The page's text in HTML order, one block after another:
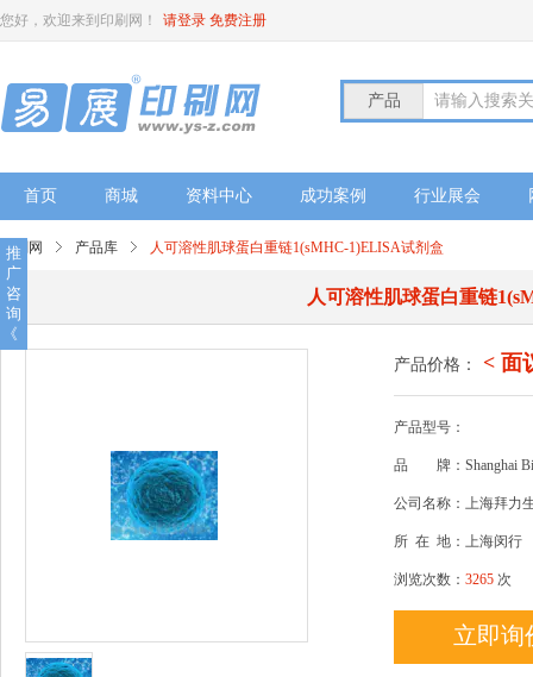
您好，欢迎来到印刷网！ 请登录 免费注册
产品 请输入搜索
首页 商城 资料中心 成功案例 行业展会
印刷网 产品库 人可溶性肌球蛋白重链1(sMHC-1)ELISA试剂盒
人可溶性肌球蛋白重链
产品价格： < 面
产品型号：
品 牌：Shanghai
公司名称：上海拜力
所 在 地：上海闵行
浏览次数： 3265 次
立即询
推
广
咨
询
《